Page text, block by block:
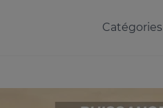
Catégories